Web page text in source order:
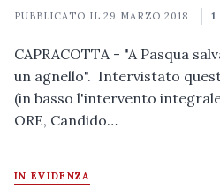
PUBBLICATO IL29 MARZO 2018 1
CAPRACOTTA - "A Pasqua
un agnello". Intervistato
(in basso l'intervento
ORE, Candido…
IN EVIDENZA